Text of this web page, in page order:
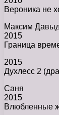
Вероника не
Максим
2015
Граница
2015
Духлесс 2
Саня
2015
Влюбленные